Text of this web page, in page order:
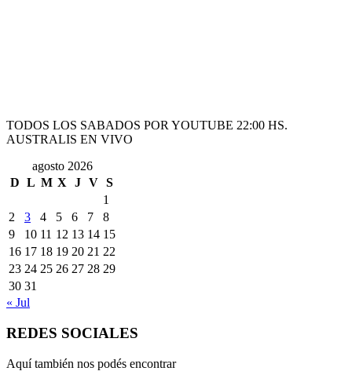
TODOS LOS SABADOS POR YOUTUBE 22:00 HS.
AUSTRALIS EN VIVO
agosto 2026
D L M X J V S
1
2
3 4 5 6 7
8
9
10 11 12 13 14 15
16 17 18 19 20 21 22
23 24 25 26 27 28 29
30 31
« Jul
REDES SOCIALES
Aquí también nos podés encontrar